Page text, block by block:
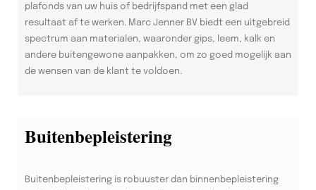
plafonds van uw huis of bedrijfspand met een glad
resultaat af te werken. Marc Jenner BV biedt een uitgebreid
spectrum aan materialen, waaronder gips, leem, kalk en
andere buitengewone aanpakken, om zo goed mogelijk aan
de wensen van de klant te voldoen.
Buitenbepleistering
Buitenbepleistering is robuuster dan binnenbepleistering